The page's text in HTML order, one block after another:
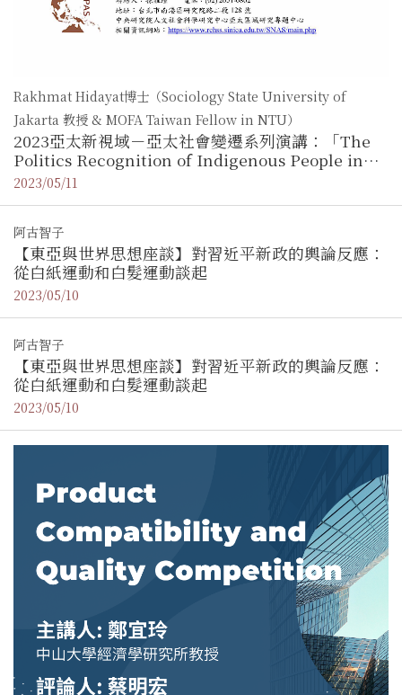
Rakhmat Hidayat博士（Sociology State University of
Jakarta 教授 & MOFA Taiwan Fellow in NTU）
2023亞太新視域－亞太社會變遷系列演講：「The
Politics Recognition of Indigenous People in
Indonesia」／ Rakhmat Hidayat博士
2023/05/11
阿古智子
【東亞與世界思想座談】對習近平新政的輿論反應：
從白紙運動和白髮運動談起
2023/05/10
阿古智子
【東亞與世界思想座談】對習近平新政的輿論反應：
從白紙運動和白髮運動談起
2023/05/10